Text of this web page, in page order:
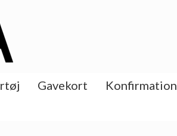
Gavekort Konfirmation